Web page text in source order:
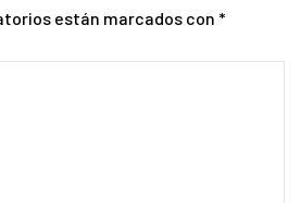
están marcados con *